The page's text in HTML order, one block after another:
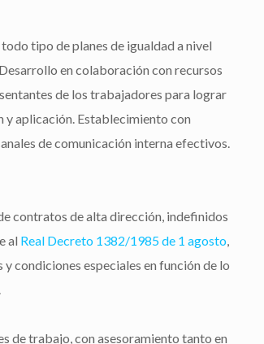
tipo de planes de igualdad a nivel
en colaboración con recursos
de los trabajadores para lograr
y aplicación. Establecimiento con
de comunicación interna efectivos.
contratos de alta dirección, indefinidos
al Real Decreto 1382/1985 de 1 agosto,
condiciones especiales en función de lo
de trabajo, con asesoramiento tanto en